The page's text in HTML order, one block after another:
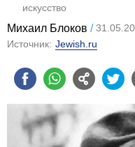
искусство
Михаил Блоков
Источник: Jewish.ru